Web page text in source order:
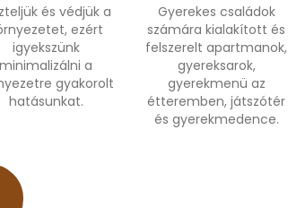
és védjük a
ezért
igyekszünk
minimalizálni a
gyakorolt
hatásunkat.
Gyerekes családok
számára kialakított és
felszerelt apartmanok,
gyereksarok,
gyerekmenü az
étteremben, játszótér
és gyerekmedence.